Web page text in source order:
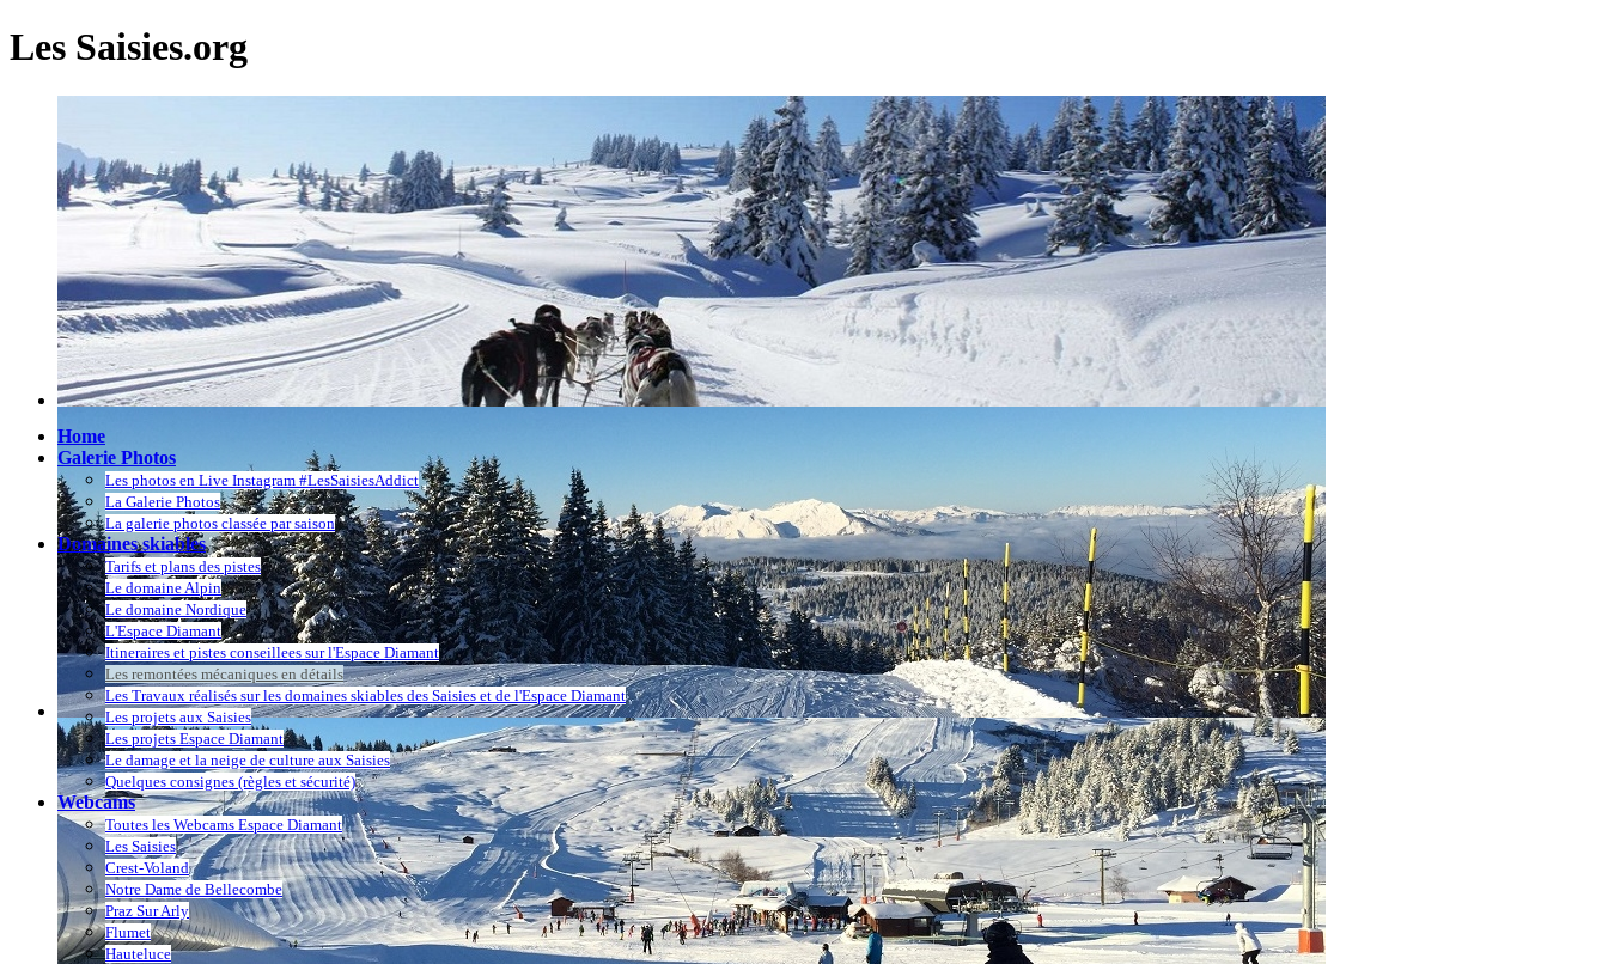
Les Saisies.org
Home
Galerie Photos
Les photos en Live Instagram #LesSaisiesAddict
La Galerie Photos
La galerie photos classée par saison
Domaines skiables
Tarifs et plans des pistes
Le domaine Alpin
Le domaine Nordique
L'Espace Diamant
Itineraires et pistes conseillees sur l'Espace Diamant
Les remontées mécaniques en détails
Les Travaux réalisés sur les domaines skiables des Saisies et de l'Espace Diamant
Les projets aux Saisies
Les projets Espace Diamant
Le damage et la neige de culture aux Saisies
Quelques consignes (règles et sécurité)
Webcams
Toutes les Webcams Espace Diamant
Les Saisies
Crest-Voland
Notre Dame de Bellecombe
Praz Sur Arly
Flumet
Hauteluce